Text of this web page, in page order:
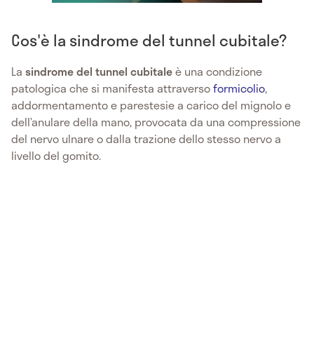
Cos'è la sindrome del tunnel cubitale?
La sindrome del tunnel cubitaleè una condizione
patologica che si manifesta attraversoformicolio,
addormentamento e parestesie a carico del mignolo e
dell’anulare della mano, provocata da una compressione
del nervo ulnare o dalla trazione dello stesso nervo a
livello del gomito.